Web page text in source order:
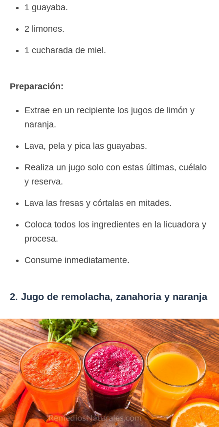
1 guayaba.
2 limones.
1 cucharada de miel.
Preparación:
Extrae en un recipiente los jugos de limón y
naranja.
Lava, pela y pica las guayabas.
Realiza un jugo solo con estas últimas, cuélalo
y reserva.
Lava las fresas y córtalas en mitades.
Coloca todos los ingredientes en la licuadora y
procesa.
Consume inmediatamente.
2. Jugo de remolacha, zanahoria y naranja